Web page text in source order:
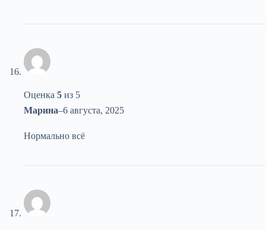
Оценка 5 из 5
Марина–6 августа, 2025
Нормально всё